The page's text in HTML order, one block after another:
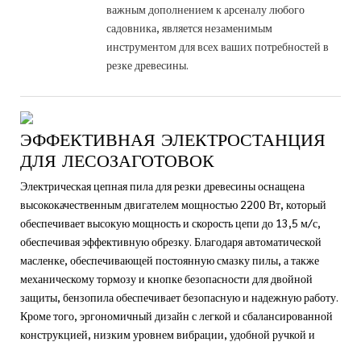
важным дополнением к арсеналу любого
садовника, является незаменимым
инструментом для всех ваших потребностей в
резке древесины.
ЭФФЕКТИВНАЯ ЭЛЕКТРОСТАНЦИЯ
ДЛЯ ЛЕСОЗАГОТОВОК
Электрическая цепная пила для резки древесины оснащена
высококачественным двигателем мощностью 2200 Вт, который
обеспечивает высокую мощность и скорость цепи до 13,5 м/с,
обеспечивая эффективную обрезку. Благодаря автоматической
масленке, обеспечивающей постоянную смазку пилы, а также
механическому тормозу и кнопке безопасности для двойной
защиты, бензопила обеспечивает безопасную и надежную работу.
Кроме того, эргономичный дизайн с легкой и сбалансированной
конструкцией, низким уровнем вибрации, удобной ручкой и